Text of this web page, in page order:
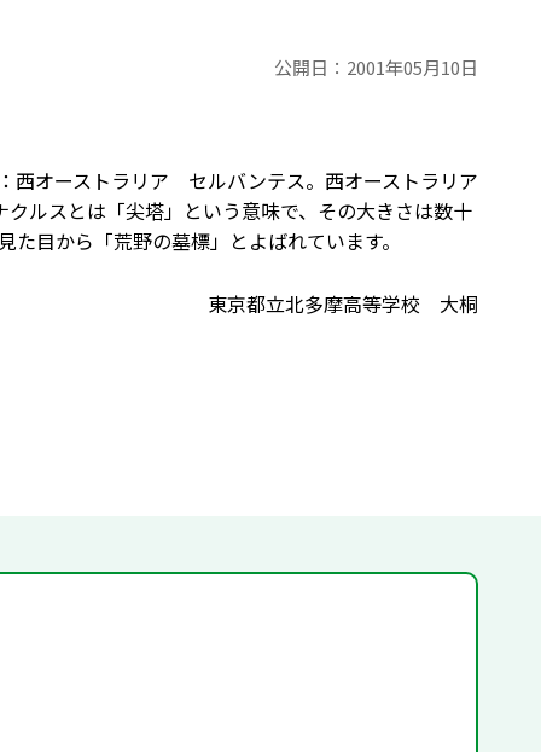
公開日： 2001年05月10日
西オーストラリア セルバンテス。西オーストラリア
ルスとは「尖塔」という意味で、その大きさは数十
目から「荒野の墓標」とよばれています。
東京都立北多摩高等学校 大桐